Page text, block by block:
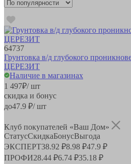
64737
Грунтовка в/д глубокого
ЦЕРЕЗИТ
Наличие в магазинах
1 497₽/ шт
скидка и бонус
до47.9 ₽/ шт
Клуб покупателей «Ваш Дом»
СтатусСкидкаБонусВыгода
ЭКСПЕРТ38.92 ₽8.98 ₽47.9 ₽
ПРОФИ28.44 ₽6.74 ₽35.18 ₽